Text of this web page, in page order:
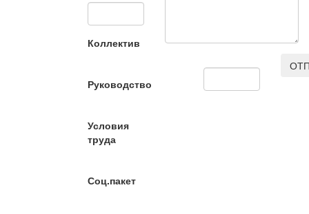
Коллектив
Руководство
Условия
труда
Соц.пакет